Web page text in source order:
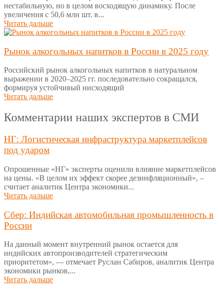
нестабильную, но в целом восходящую динамику. После
увеличения с 50,6 млн шт. в...
Читать дальше
Рынок алкогольных напитков в России в 2025 году
Российский рынок алкогольных напитков в натуральном
выражении в 2020–2025 гг. последовательно сокращался,
формируя устойчивый нисходящий
Читать дальше
Комментарии наших экспертов в СМИ
НГ: Логистическая инфраструктура маркетплейсов
под ударом
Опрошенные «НГ» эксперты оценили влияние маркетплейсов
на цены. «В целом их эффект скорее дезинфляционный», –
считает аналитик Центра экономики...
Читать дальше
Сбер: Индийская автомобильная промышленность в
России
На данный момент внутренний рынок остается для
индийских автопроизводителей стратегическим
приоритетом», — отмечает Руслан Сабиров, аналитик Центра
экономики рынков,...
Читать дальше